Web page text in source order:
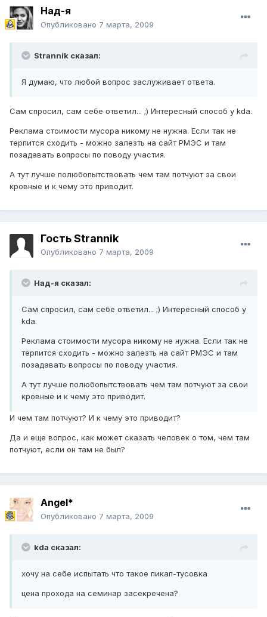
Над-я
Опубликовано 7 марта, 2009
Strannik сказал:
Я думаю, что любой вопрос заслуживает ответа.
Сам спросил, сам себе ответил... ;) Интересный способ у kda.
Реклама стоимости мусора никому не нужна. Если так не
терпится сходить - можно залезть на сайт РМЭС и там
позадавать вопросы по поводу участия.
А тут лучше полюбопытствовать чем там потчуют за свои
кровные и к чему это приводит.
Гость Strannik
Опубликовано 7 марта, 2009
Над-я сказал:
Сам спросил, сам себе ответил... ;) Интересный способ у
kda.
Реклама стоимости мусора никому не нужна. Если так не
терпится сходить - можно залезть на сайт РМЭС и там
позадавать вопросы по поводу участия.
А тут лучше полюбопытствовать чем там потчуют за свои
кровные и к чему это приводит.
И чем там потчуют? И к чему это приводит?
Да и еще вопрос, как может сказать человек о том, чем там
потчуют, если он там не был?
Angel*
Опубликовано 7 марта, 2009
kda сказал:
хочу на себе испытать что такое пикап-тусовка
цена прохода на семинар засекречена?